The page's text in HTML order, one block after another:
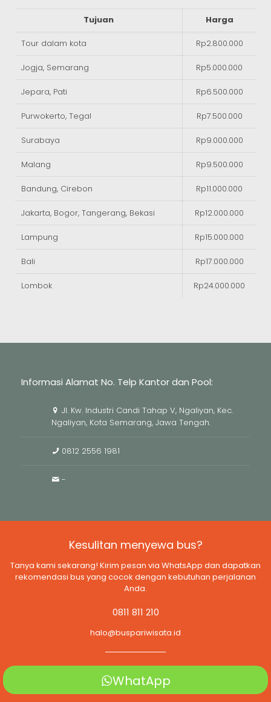
Tujuan Harga
Tour dalam kota Rp2.800.000
Jogja, Semarang Rp5.000.000
Jepara, Pati Rp6.500.000
Purwokerto, Tegal Rp7.500.000
Surabaya Rp9.000.000
Malang Rp9.500.000
Bandung, Cirebon Rp11.000.000
Jakarta, Bogor, Tangerang, Bekasi Rp12.000.000
Lampung Rp15.000.000
Bali Rp17.000.000
Lombok Rp24.000.000
Informasi Alamat No. Telp Kantor dan Pool:
Jl. Kw. Industri Candi Tahap V, Ngaliyan, Kec.
Ngaliyan, Kota Semarang, Jawa Tengah.
0812 2556 1981
-
Kesulitan menyewa bus?
Tanya kami sekarang! Kirim pesan via WhatsApp dan dapatkan
rekomendasi bus yang cocok dengan kebutuhan perjalanan
Anda.
0811 811 210
halo@buspariwisata.id
WhatApp